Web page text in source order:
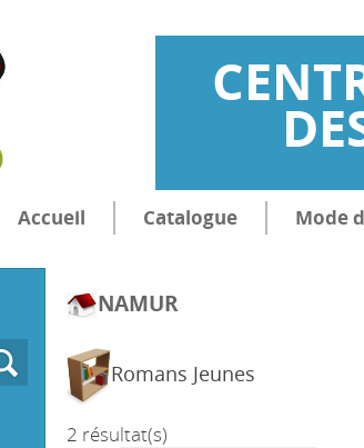
Accueil Catalogue Mode
NAMUR
Romans Jeunes
2 résultat(s)